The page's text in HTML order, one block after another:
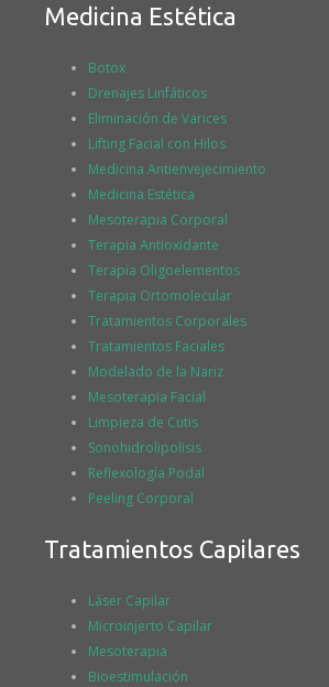
Medicina Estética
Botox
Drenajes Linfáticos
Eliminación de Varices
Lifting Facial con Hilos
Medicina Antienvejecimiento
Medicina Estética
Mesoterapia Corporal
Terapia Antioxidante
Terapia Oligoelementos
Terapia Ortomolecular
Tratamientos Corporales
Tratamientos Faciales
Modelado de la Nariz
Mesoterapia Facial
Limpieza de Cutis
Sonohidrolipolisis
Reflexología Podal
Peeling Corporal
Tratamientos Capilares
Láser Capilar
Microinjerto Capilar
Mesoterapia
Bioestimulación